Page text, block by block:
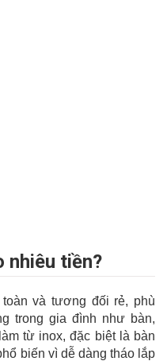
nhiêu tiền?
và tương đối rẻ, phù
trong gia đình như bàn,
từ inox, đặc biệt là bàn
biến vì dễ dàng tháo lắp